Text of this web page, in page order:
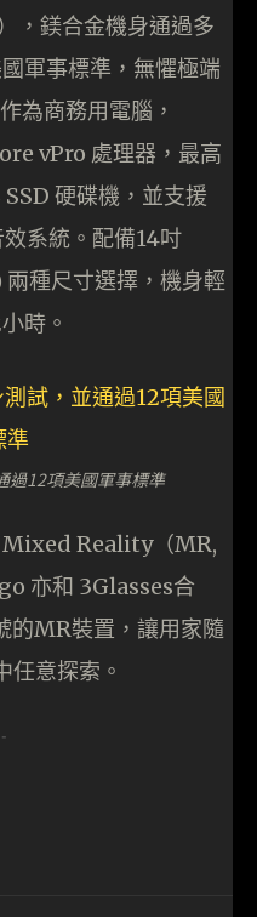
，鎂合金機身通過多
軍事標準，無懼極端
為商務用電腦，
vPro 處理器，最高
硬碟機，並支援
系統。配備14吋
種尺寸選擇，機身輕
時。
過12項美國軍事標準
Mixed Reality（MR,
亦和 3Glasses合
的MR裝置，讓用家隨
意探索。